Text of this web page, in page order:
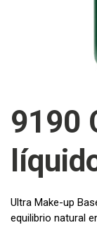
9190
Ultra Make-up
equilibrio natural